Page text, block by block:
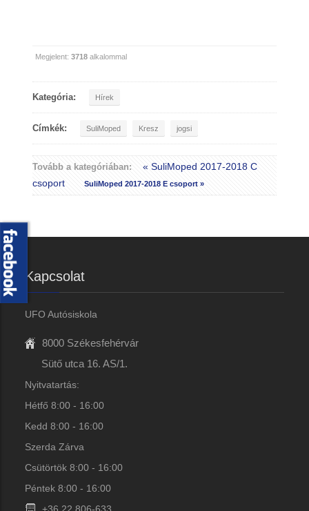
Megjelent: 3718alkalommal
Kategória: Hírek
Címkék: SuliMoped Kresz jogsi
Tovább a kategóriában:
« SuliMoped 2017-2018 C
csoport
SuliMoped 2017-2018 E csoport »
Kapcsolat
UFO Autósiskola
8000 Székesfehérvár
Sütő utca 16. AS/1.
Nyitvatartás:
Hétfő 8:00 - 16:00
Kedd 8:00 - 16:00
Szerda Zárva
Csütörtök 8:00 - 16:00
Péntek 8:00 - 16:00